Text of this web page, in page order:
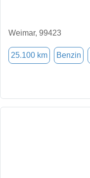
Weimar, 99423
25.100 km Benzin